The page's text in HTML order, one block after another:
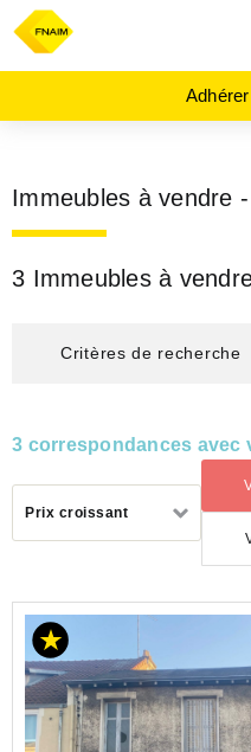
Immeubles à vendre
3 Immeubles à
Critères de recherche
3 correspondances avec
Prix croissant
ACHAT
IMMEUBLE
NOUVELLE-
AQUITAINE
VIENNE
(86)